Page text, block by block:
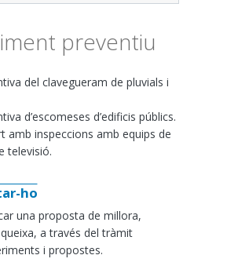
preventiu
del clavegueram de pluvials i
d’escomeses d’edificis públics.
amb inspeccions amb equips de
televisió.
ho
una proposta de millora,
a través del tràmit
i propostes.